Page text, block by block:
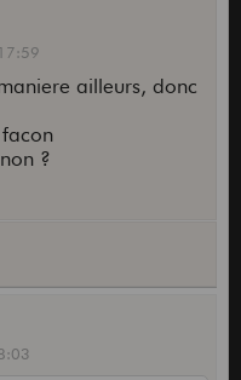
17:59
ailleurs, donc
?